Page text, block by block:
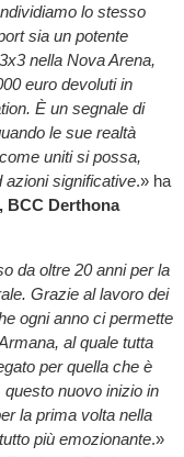
lo stesso
sia un potente
nella Nova Arena,
euro devoluti in
È un segnale di
le sue realtà
uniti si possa,
azioni significative.» ha
BCC Derthona
da oltre 20 anni per la
Grazie al lavoro dei
ogni anno ci permette
al quale tutta
per quella che è
nuovo inizio in
la prima volta nella
più emozionante.»